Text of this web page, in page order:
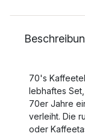
70's
lebhaftes
70er Jahre
verleiht. Die
oder